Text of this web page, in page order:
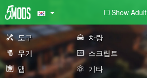
Show Adult
도구 차량
무기
스크립트
맵
기타